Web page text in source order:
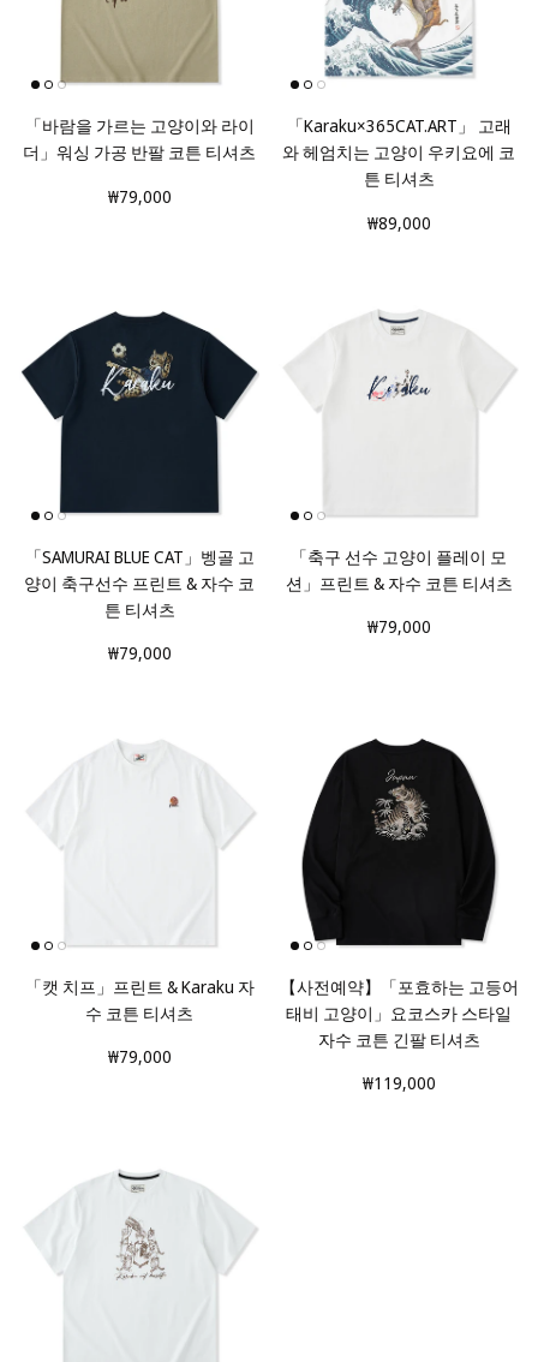
「바람을 가르는 고양이와 라이
더」워싱 가공 반팔 코튼 티셔츠
₩79,000
「Karaku×365CAT.ART」 고래
와 헤엄치는 고양이 우키요에 코
튼 티셔츠
₩89,000
「SAMURAI BLUE CAT」벵골 고
양이 축구선수 프린트 & 자수 코
튼 티셔츠
₩79,000
「축구 선수 고양이 플레이 모
션」프린트 & 자수 코튼 티셔츠
₩79,000
「캣 치프」프린트 & Karaku 자
수 코튼 티셔츠
₩79,000
【사전예약】「포효하는 고등어
태비 고양이」요코스카 스타일
자수 코튼 긴팔 티셔츠
₩119,000